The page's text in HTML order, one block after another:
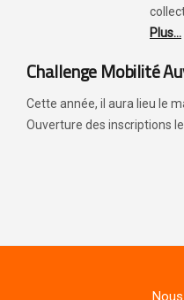
Plus...
Challenge Mobilité
Cette année, il aura lieu le
Ouverture des inscriptions